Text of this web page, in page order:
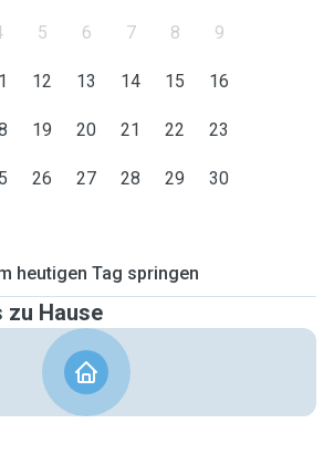
5 6 7 8 9
12 13 14 15 16
19 20 21 22 23
26 27 28 29 30
heutigen Tag springen
zu Hause